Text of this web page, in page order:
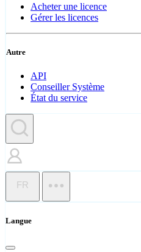
Acheter une licence
Gérer les licences
Autre
API
Conseiller Système
État du service
FR
Langue